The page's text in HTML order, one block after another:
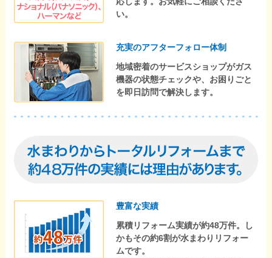
い。
充実のアフターフォロー体制
地域密着のサービスショップがガス
機器の状態チェックや、お困りごと
を即日訪問で解決します。
豊富な実績
累積リフォーム実績が約48万件。し
かもその約6割が水まわりリフォー
ムです。